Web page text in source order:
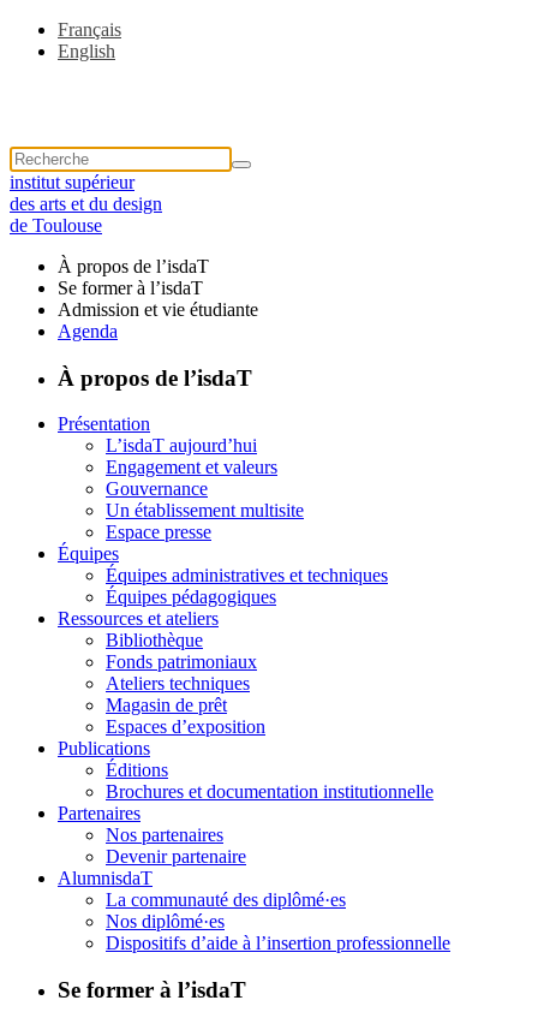
Français
English
institut supérieur
des arts et du design
de Toulouse
À propos de l’isdaT
Se former à l’isdaT
Admission et vie étudiante
Agenda
À propos de l’isdaT
Présentation
L’isdaT aujourd’hui
Engagement et valeurs
Gouvernance
Un établissement multisite
Espace presse
Équipes
Équipes administratives et techniques
Équipes pédagogiques
Ressources et ateliers
Bibliothèque
Fonds patrimoniaux
Ateliers techniques
Magasin de prêt
Espaces d’exposition
Publications
Éditions
Brochures et documentation institutionnelle
Partenaires
Nos partenaires
Devenir partenaire
AlumnisdaT
La communauté des diplômé·es
Nos diplômé·es
Dispositifs d’aide à l’insertion professionnelle
Se former à l’isdaT